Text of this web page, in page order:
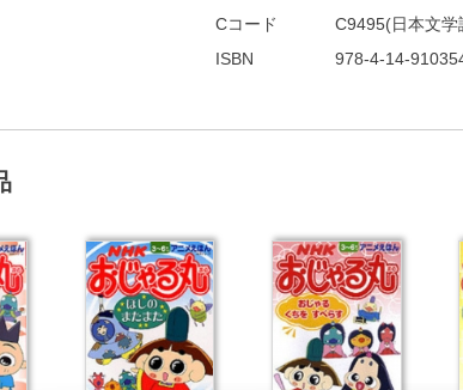
Cコード
C9495(日本文
ISBN
978-4-14-